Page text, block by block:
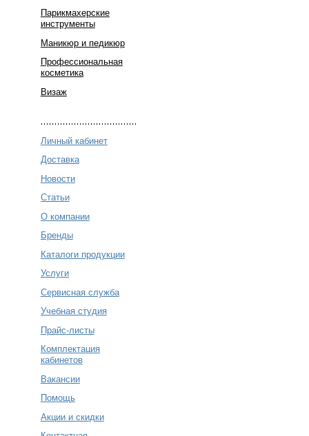
Парикмахерские
инструменты
Маникюр и педикюр
Профессиональная
косметика
Визаж
Личный кабинет
Доставка
Новости
Статьи
О компании
Бренды
Каталоги продукции
Услуги
Сервисная служба
Учебная студия
Прайс-листы
Комплектация
кабинетов
Вакансии
Помощь
Акции и скидки